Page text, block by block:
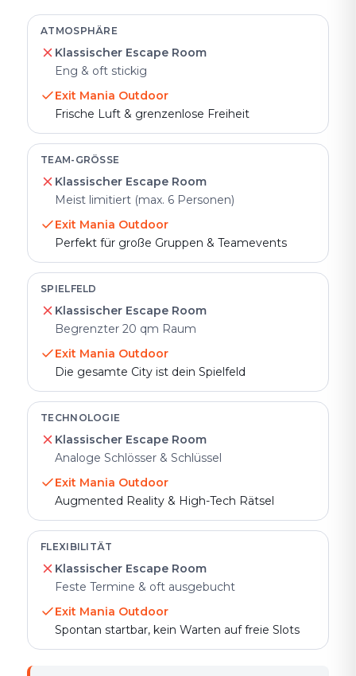
ATMOSPHÄRE
Klassischer Escape Room
Eng & oft stickig
Exit Mania Outdoor
Frische Luft & grenzenlose Freiheit
TEAM-GRÖSSE
Klassischer Escape Room
Meist limitiert (max. 6 Personen)
Exit Mania Outdoor
Perfekt für große Gruppen & Teamevents
SPIELFELD
Klassischer Escape Room
Begrenzter 20 qm Raum
Exit Mania Outdoor
Die gesamte City ist dein Spielfeld
TECHNOLOGIE
Klassischer Escape Room
Analoge Schlösser & Schlüssel
Exit Mania Outdoor
Augmented Reality & High-Tech Rätsel
FLEXIBILITÄT
Klassischer Escape Room
Feste Termine & oft ausgebucht
Exit Mania Outdoor
Spontan startbar, kein Warten auf freie Slots